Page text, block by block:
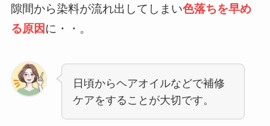
隙間から染料が流れ出してしまい色落ちを早め
る原因に・・。
日頃からヘアオイルなどで補修
ケアをすることが大切です。